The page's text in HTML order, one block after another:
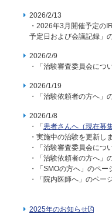
2026/2/13
・2026年3月開催予定の
予定日および会議記録」
2026/2/9
・「治験審査委員会につ
2026/1/19
・「治験依頼者の方へ」
2026/1/8
・「 患者さんへ（現在募
・実施中の治験を更新し
・「治験審査委員会につ
・「治験依頼者の方へ」
・「SMOの方へ」のペー
・「院内医師へ」のペー
2025年のお知らせ